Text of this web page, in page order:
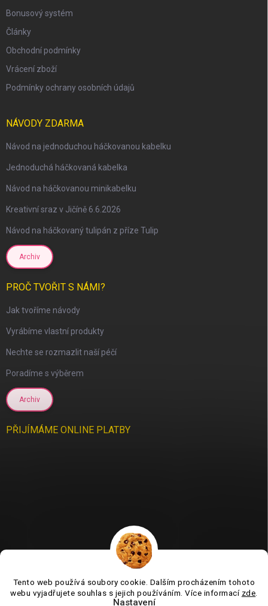
Tento web používá soubory cookie. Dalším procházením tohoto
webu vyjadřujete souhlas s jejich používáním. Více informací zde
Nastavení
Bonusový systém
Články
Obchodní podmínky
Vrácení zboží
Podmínky ochrany osobních údajů
NÁVODY ZDARMA
Návod na jednoduchou háčkovanou kabelku
Jednoduchá háčkovaná kabelka
Návod na háčkovanou minikabelku
Kreativní sraz v Jičíně 6.6.2026
Návod na háčkovaný tulipán z příze Tulip
Archiv
PROČ TVOŘIT S NÁMI?
Jak tvoříme návody
Vyrábíme vlastní produkty
Nechte se rozmazlit naší péčí
Poradíme s výběrem
Archiv
PŘIJÍMÁME ONLINE PLATBY
Jsme tu pro vás už 11 let❤️